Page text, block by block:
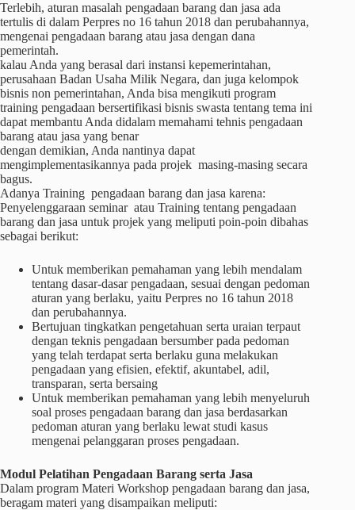
Terlebih, aturan masalah pengadaan barang dan jasa ada
tertulis di dalam Perpres no 16 tahun 2018 dan perubahannya,
mengenai pengadaan barang atau jasa dengan dana
pemerintah.
kalau Anda yang berasal dari instansi kepemerintahan,
perusahaan Badan Usaha Milik Negara, dan juga kelompok
bisnis non pemerintahan, Anda bisa mengikuti program
training pengadaan bersertifikasi bisnis swasta tentang tema ini
dapat membantu Anda didalam memahami tehnis pengadaan
barang atau jasa yang benar
dengan demikian, Anda nantinya dapat
mengimplementasikannya pada projek masing-masing secara
bagus.
Adanya Training pengadaan barang dan jasa karena:
Penyelenggaraan seminar atau Training tentang pengadaan
barang dan jasa untuk projek yang meliputi poin-poin dibahas
sebagai berikut:
Untuk memberikan pemahaman yang lebih mendalam
tentang dasar-dasar pengadaan, sesuai dengan pedoman
aturan yang berlaku, yaitu Perpres no 16 tahun 2018
dan perubahannya.
Bertujuan tingkatkan pengetahuan serta uraian terpaut
dengan teknis pengadaan bersumber pada pedoman
yang telah terdapat serta berlaku guna melakukan
pengadaan yang efisien, efektif, akuntabel, adil,
transparan, serta bersaing
Untuk memberikan pemahaman yang lebih menyeluruh
soal proses pengadaan barang dan jasa berdasarkan
pedoman aturan yang berlaku lewat studi kasus
mengenai pelanggaran proses pengadaan.
Modul Pelatihan Pengadaan Barang serta Jasa
Dalam program Materi Workshop pengadaan barang dan jasa,
beragam materi yang disampaikan meliputi: